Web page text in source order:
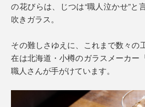
の花びらは、じつは“職人泣かせ”と
吹きガラス。
その難しさゆえに、これまで数々の
在は北海道・小樽のガラスメーカー
職人さんが手がけています。